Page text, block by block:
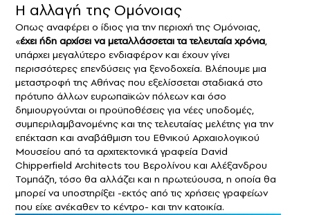
Η αλλαγή της Ομόνοιας
Οπως αναφέρει ο ίδιος για την περιοχή της Ομόνοιας,
«έχει ήδη αρχίσει να μεταλλάσσεται τα τελευταία χρόνια,
υπάρχει μεγαλύτερο ενδιαφέρον και έχουν γίνει
περισσότερες επενδύσεις για ξενοδοχεία. Βλέπουμε μια
μεταστροφή της Αθήνας που εξελίσσεται σταδιακά στο
πρότυπο άλλων ευρωπαϊκών πόλεων και όσο
δημιουργούνται οι προϋποθέσεις για νέες υποδομές,
συμπεριλαμβανομένης και της τελευταίας μελέτης για την
επέκταση και αναβάθμιση του Εθνικού Αρχαιολογικού
Μουσείου από τα αρχιτεκτονικά γραφεία David
Chipperfield Architects του Βερολίνου και Αλέξανδρου
Τομπάζη, τόσο θα αλλάζει και η πρωτεύουσα, η οποία θα
μπορεί να υποστηρίξει -εκτός από τις χρήσεις γραφείων
που είχε ανέκαθεν το κέντρο- και την κατοικία.